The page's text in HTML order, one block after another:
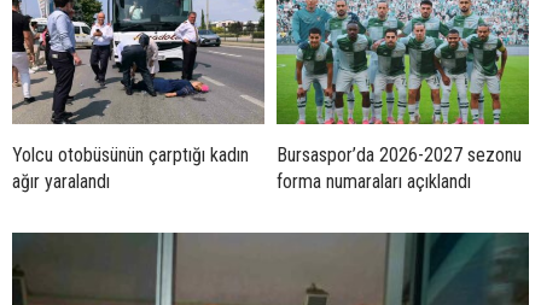
Yolcu otobüsünün çarptığı kadın
ağır yaralandı
Bursaspor’da 2026-2027 sezonu
forma numaraları açıklandı